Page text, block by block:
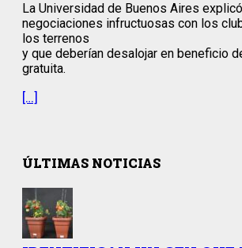
La Universidad de Buenos Aires
negociaciones infructuosas con los
los terrenos
y que deberían desalojar en beneficio
gratuita.
[…]
ÚLTIMAS NOTICIAS